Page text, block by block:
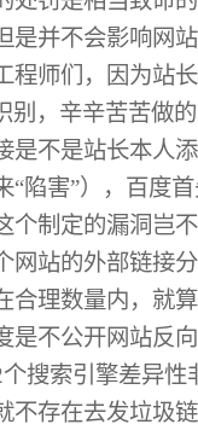
是并不会影响网
程师们，因为站
别，辛辛苦苦做
是不是站长本人
“陷害”），百度
个制定的漏洞岂
网站的外部链接
合理数量内，就
是不公开网站反
搜索引擎差异性
不存在去发垃圾